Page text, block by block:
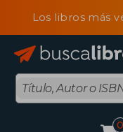
Los libros más
0